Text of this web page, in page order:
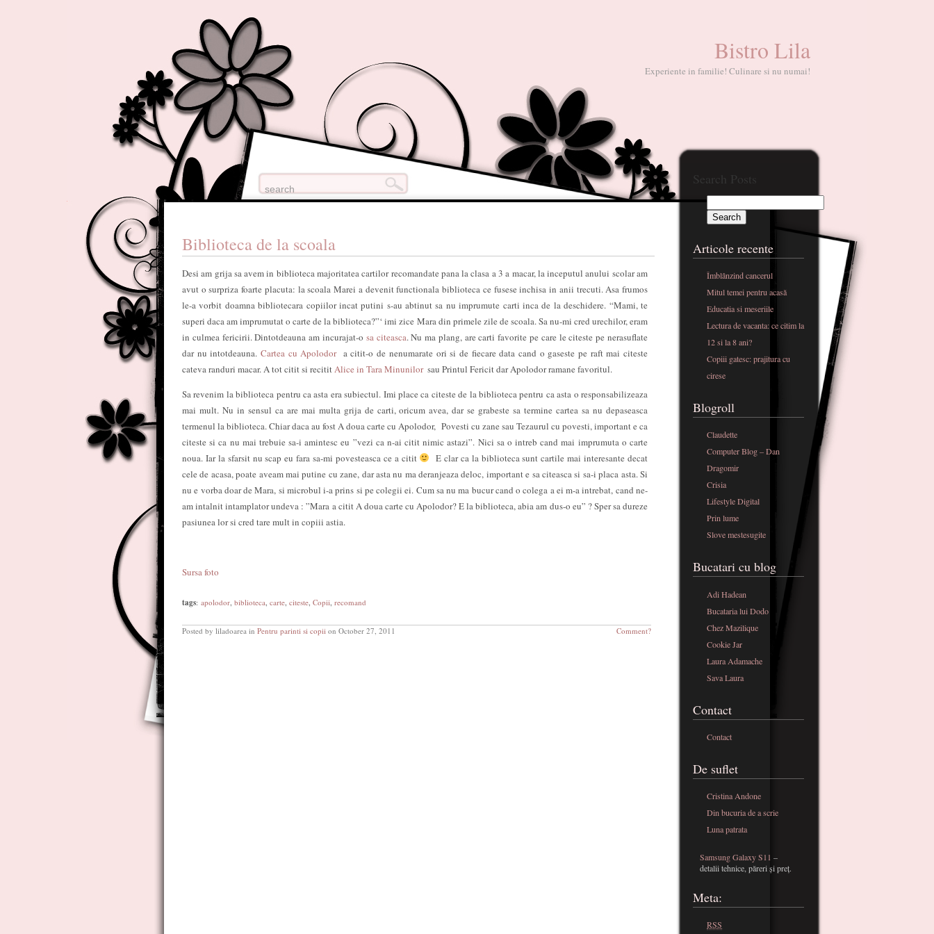
Bistro Lila
Experiente in familie! Culinare si nu numai!
Biblioteca de la scoala
Desi am grija sa avem in biblioteca majoritatea cartilor recomandate pana la clasa a 3 a macar, la inceputul anului scolar am
avut o surpriza foarte placuta: la scoala Marei a devenit functionala biblioteca ce fusese inchisa in anii trecuti. Asa frumos
le-a vorbit doamna bibliotecara copiilor incat putini s-au abtinut sa nu imprumute carti inca de la deschidere. “Mami, te
superi daca am imprumutat o carte de la biblioteca?”‘ imi zice Mara din primele zile de scoala. Sa nu-mi cred urechilor, eram
in culmea fericirii. Dintotdeauna am incurajat-o sa citeasca. Nu ma plang, are carti favorite pe care le citeste pe nerasuflate
dar nu intotdeauna.Cartea cu Apolodor a citit-o de nenumarate ori si de fiecare data cand o gaseste pe raft mai citeste
cateva randuri macar. A tot citit si recititAlice in Tara Minunilor sau Printul Fericit dar Apolodor ramane favoritul.
Sa revenim la biblioteca pentru ca asta era subiectul. Imi place ca citeste de la biblioteca pentru ca asta o responsabilizeaza
mai mult. Nu in sensul ca are mai multa grija de carti, oricum avea, dar se grabeste sa termine cartea sa nu depaseasca
termenul la biblioteca. Chiar daca au fost A doua carte cu Apolodor, Povesti cu zane sau Tezaurul cu povesti, important e ca
citeste si ca nu mai trebuie sa-i amintesc eu ”vezi ca n-ai citit nimic astazi”. Nici sa o intreb cand mai imprumuta o carte
noua. Iar la sfarsit nu scap eu fara sa-mi povesteasca ce a citit
E clar ca la biblioteca sunt cartile mai interesante decat
cele de acasa, poate aveam mai putine cu zane, dar asta nu ma deranjeaza deloc, important e sa citeasca si sa-i placa asta. Si
nu e vorba doar de Mara, si microbul i-a prins si pe colegii ei. Cum sa nu ma bucur cand o colega a ei m-a intrebat, cand ne-
am intalnit intamplator undeva : ”Mara a citit A doua carte cu Apolodor? E la biblioteca, abia am dus-o eu” ? Sper sa dureze
pasiunea lor si cred tare mult in copiii astia.
Sursa foto
tags: apolodor, biblioteca, carte, citeste, Copii, recomand
Posted by liladoarea in Pentru parinti si copii on October 27, 2011 Comment?
Search Posts
Articole recente
Îmblânzind cancerul
Mitul temei pentru acasă
Educatia si meseriile
Lectura de vacanta: ce citim la
12 si la 8 ani?
Copiii gatesc: prajitura cu
cirese
Blogroll
Claudette
Computer Blog – Dan
Dragomir
Crisia
Lifestyle Digital
Prin lume
Slove mestesugite
Bucatari cu blog
Adi Hadean
Bucataria lui Dodo
Chez Mazilique
Cookie Jar
Laura Adamache
Sava Laura
Contact
Contact
De suflet
Cristina Andone
Din bucuria de a scrie
Luna patrata
Samsung Galaxy S11 –
detalii tehnice, păreri și preț.
Meta:
RSS